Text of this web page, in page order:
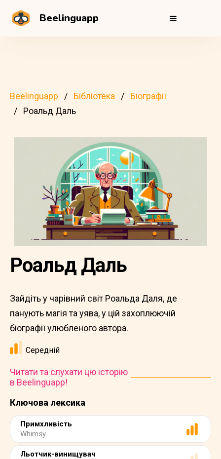
Beelinguapp
Beelinguapp Бібліотека
Біографії
Роальд Даль
Ключова лексика
Примхливість
Whimsy
Льотчик-винищувач
Роальд Даль
Зайдіть у чарівний світ Роальда Даля, де
панують магія та уява, у цій захоплюючій
біографії улюбленого автора.
Середній
Читати та слухати цю історію
в Beelinguapp!